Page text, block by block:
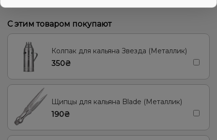
С этим товаром покупают
Колпак для кальяна Звезда (Металлик)
350₴
Щипцы для кальяна Blade (Металлик)
190₴